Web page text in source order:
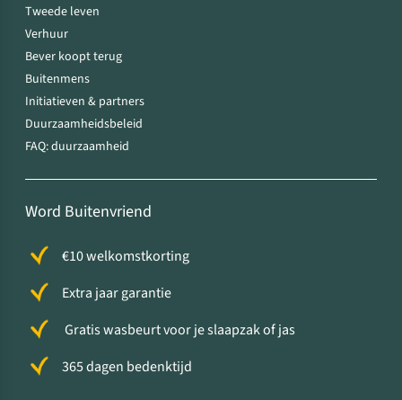
Tweede leven
Verhuur
Bever koopt terug
Buitenmens
Initiatieven & partners
Duurzaamheidsbeleid
FAQ: duurzaamheid
Word Buitenvriend
€10 welkomstkorting
Extra jaar garantie
Gratis wasbeurt voor je slaapzak of jas
365 dagen bedenktijd